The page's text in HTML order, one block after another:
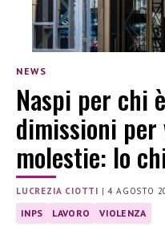
NEWS
Naspi per chi
dimissioni per
molestie: lo
LUCREZIA CIOTTI |4 AGOSTO
INPS LAVORO VIOLENZA